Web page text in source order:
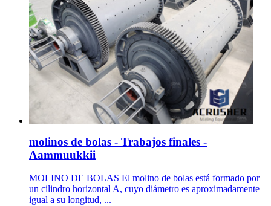
molinos de bolas - Trabajos finales -
Aammuukkii
MOLINO DE BOLAS El molino de bolas está formado por
un cilindro horizontal A, cuyo diámetro es aproximadamente
igual a su longitud, ...